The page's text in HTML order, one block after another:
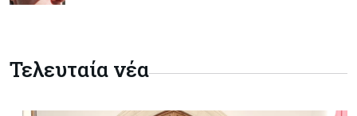
εμπορίου στην Κύπρο τον Ιούνιο
Κύπρος 06-08-2026
Τελευταία νέα